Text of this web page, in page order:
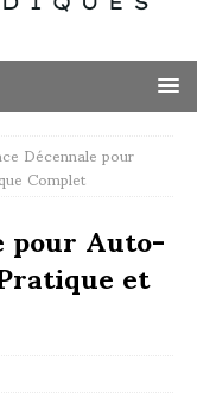
Décennale pour
Complet
pour Auto-
et